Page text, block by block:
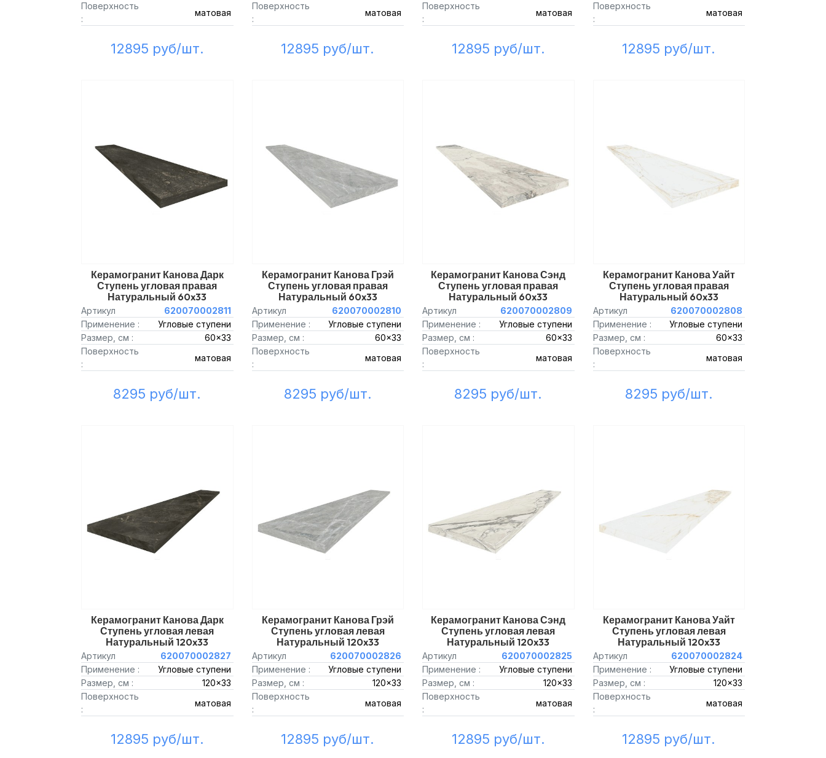
Поверхность
:
матовая
12895 руб/шт.
Поверхность
:
матовая
12895 руб/шт.
Поверхность
:
матовая
12895 руб/шт.
Поверхность
:
матовая
12895 руб/шт.
Керамогранит Канова Дарк
Ступень угловая правая
Натуральный 60x33
Артикул
620070002811
Применение :
Угловые ступени
Размер, см :
60x33
Поверхность
:
матовая
8295 руб/шт.
Керамогранит Канова Грэй
Ступень угловая правая
Натуральный 60x33
Артикул
620070002810
Применение :
Угловые ступени
Размер, см :
60x33
Поверхность
:
матовая
8295 руб/шт.
Керамогранит Канова Сэнд
Ступень угловая правая
Натуральный 60x33
Артикул
620070002809
Применение :
Угловые ступени
Размер, см :
60x33
Поверхность
:
матовая
8295 руб/шт.
Керамогранит Канова Уайт
Ступень угловая правая
Натуральный 60x33
Артикул
620070002808
Применение :
Угловые ступени
Размер, см :
60x33
Поверхность
:
матовая
8295 руб/шт.
Керамогранит Канова Дарк
Ступень угловая левая
Натуральный 120x33
Артикул
620070002827
Применение :
Угловые ступени
Размер, см :
120x33
Поверхность
:
матовая
12895 руб/шт.
Керамогранит Канова Грэй
Ступень угловая левая
Натуральный 120x33
Артикул
620070002826
Применение :
Угловые ступени
Размер, см :
120x33
Поверхность
:
матовая
12895 руб/шт.
Керамогранит Канова Сэнд
Ступень угловая левая
Натуральный 120x33
Артикул
620070002825
Применение :
Угловые ступени
Размер, см :
120x33
Поверхность
:
матовая
12895 руб/шт.
Керамогранит Канова Уайт
Ступень угловая левая
Натуральный 120x33
Артикул
620070002824
Применение :
Угловые ступени
Размер, см :
120x33
Поверхность
:
матовая
12895 руб/шт.